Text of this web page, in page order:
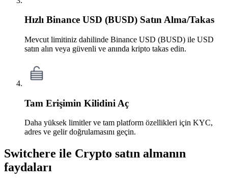
Hızlı Binance USD (BUSD) Satın Alma/Takas
Mevcut limitiniz dahilinde Binance USD (BUSD) ile USD
satın alın veya güvenli ve anında kripto takas edin.
Tam Erişimin Kilidini Aç
Daha yüksek limitler ve tam platform özellikleri için KYC,
adres ve gelir doğrulamasını geçin.
Switchere ile Crypto satın almanın
faydaları